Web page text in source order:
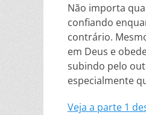
Não importa
confiando
contrário.
em Deus e
subindo pelo
especialmente
Veja a parte 1